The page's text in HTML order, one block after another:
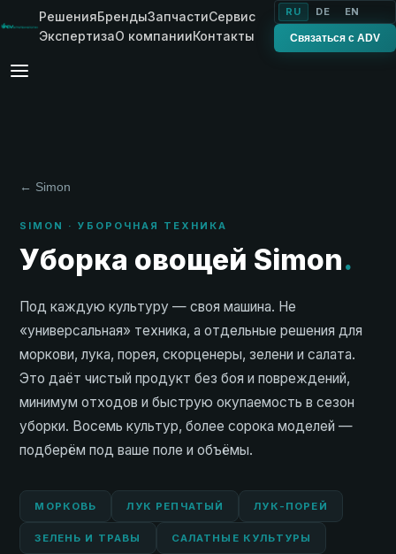
РешенияБрендыЗапчастиСервис
ЭкспертизаО компанииКонтакты
RU DE EN
Связаться с ADV
← Simon
SIMON · УБОРОЧНАЯ ТЕХНИКА
Уборка овощей Simon.
Под каждую культуру — своя машина. Не
«универсальная» техника, а отдельные решения для
моркови, лука, порея, скорценеры, зелени и салата.
Это даёт чистый продукт без боя и повреждений,
минимум отходов и быструю окупаемость в сезон
уборки. Восемь культур, более сорока моделей —
подберём под ваше поле и объёмы.
МОРКОВЬ ЛУК РЕПЧАТЫЙ ЛУК-ПОРЕЙ
ЗЕЛЕНЬ И ТРАВЫ САЛАТНЫЕ КУЛЬТУРЫ